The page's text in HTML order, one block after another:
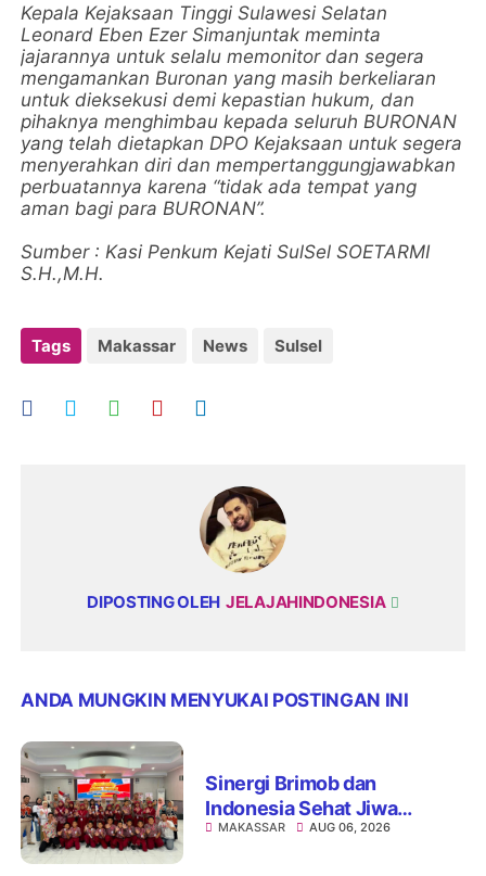
Kepala Kejaksaan Tinggi Sulawesi Selatan
Leonard Eben Ezer Simanjuntak meminta
jajarannya untuk selalu memonitor dan segera
mengamankan Buronan yang masih berkeliaran
untuk dieksekusi demi kepastian hukum, dan
pihaknya menghimbau kepada seluruh BURONAN
yang telah dietapkan DPO Kejaksaan untuk segera
menyerahkan diri dan mempertanggungjawabkan
perbuatannya karena “tidak ada tempat yang
aman bagi para BURONAN”.
Sumber : Kasi Penkum Kejati SulSel SOETARMI
S.H.,M.H.
Tags Makassar News Sulsel
DIPOSTING OLEH JELAJAHINDONESIA
ANDA MUNGKIN MENYUKAI POSTINGAN INI
Sinergi Brimob dan
Indonesia Sehat Jiwa
Hadirkan Pojok Curhat,
MAKASSAR AUG 06, 2026